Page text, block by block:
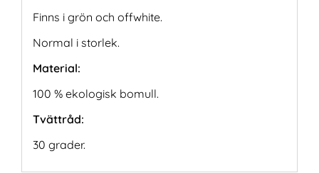
Finns i grön och offwhite.
Normal i storlek.
Material:
100 % ekologisk bomull.
Tvättråd:
30 grader.